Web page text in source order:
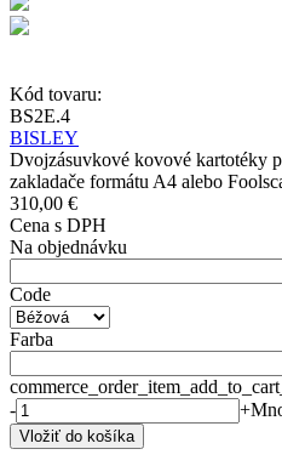
Kód tovaru:
BS2E.4
BISLEY
Dvojzásuvkové kovové kartotéky
zakladače formátu A4 alebo
310,00 €
Cena s DPH
Na objednávku
Code
Farba
-
+